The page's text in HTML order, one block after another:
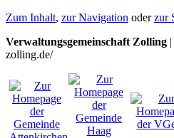
Zum Inhalt, zur Navigation oderzur
Verwaltungsgemeinschaft Zolling
zolling.de/